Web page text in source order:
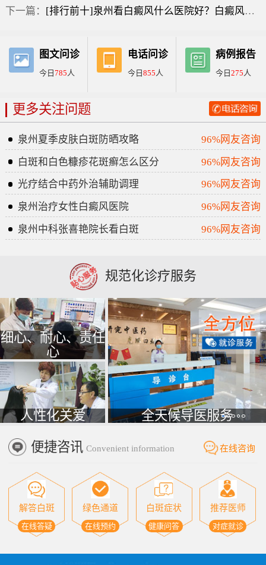
下一篇： [排行前十]泉州看白癜风什么医院好？白癜风之前有什么症状吗？
图文问诊
今日785人
电话问诊
今日 855人
病例报告
今日275人
更多关注问题
泉州夏季皮肤白斑防晒攻略
96%网友咨询
白斑和白色糠疹花斑癣怎么区分
96%网友咨询
光疗结合中药外治辅助调理
96%网友咨询
泉州治疗女性白癜风医院
96%网友咨询
泉州中科张喜艳院长看白斑
96%网友咨询
规范化诊疗服务
细心、耐心、责任
心
人性化关爱 全天候导医服务
便捷咨讯 Convenient information 在线咨询
解答白斑
在线答疑
绿色通道
在线预约
白斑症状
健康问答
推荐医师
对症就诊